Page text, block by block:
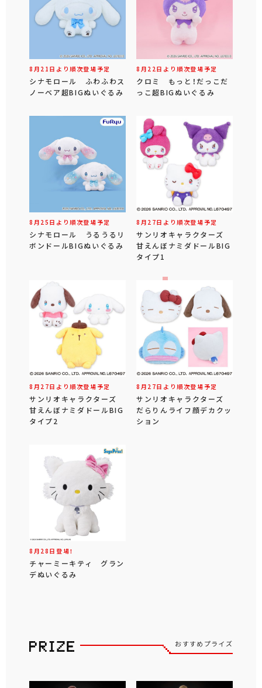
8月21日より順次登場予定
シナモロール ふわふわス
ノーベア超BIGぬいぐるみ
8月22日より順次登場予定
クロミ もっと！だっこだ
っこ超BIGぬいぐるみ
8月25日より順次登場予定
シナモロール うるうるリ
ボンドールBIGぬいぐるみ
8月27日より順次登場予定
サンリオキャラクターズ
甘えんぼナミダドールBIG
タイプ1
8月27日より順次登場予定
サンリオキャラクターズ
甘えんぼナミダドールBIG
タイプ2
8月27日より順次登場予定
サンリオキャラクターズ
だらりんライフ顔デカクッ
ション
8月28日登場！
チャーミーキティ グラン
デぬいぐるみ
おすすめプライズ